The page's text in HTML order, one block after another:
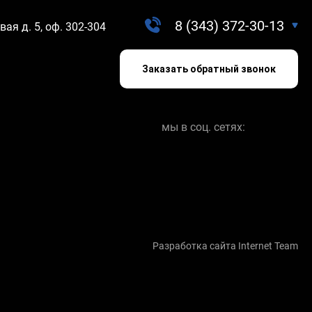
д. 5, оф. 302-304 8 (343) 372-30-13
Заказать обратный звонок
мы в соц. сетях:
Разработка сайта Internet Team